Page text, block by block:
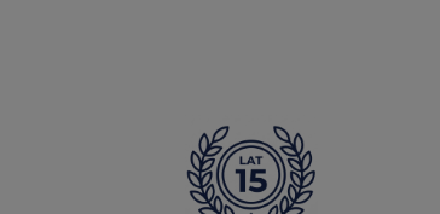
Łóżko kontynentalne Lima z pojemnikiem,
materacem i toperem